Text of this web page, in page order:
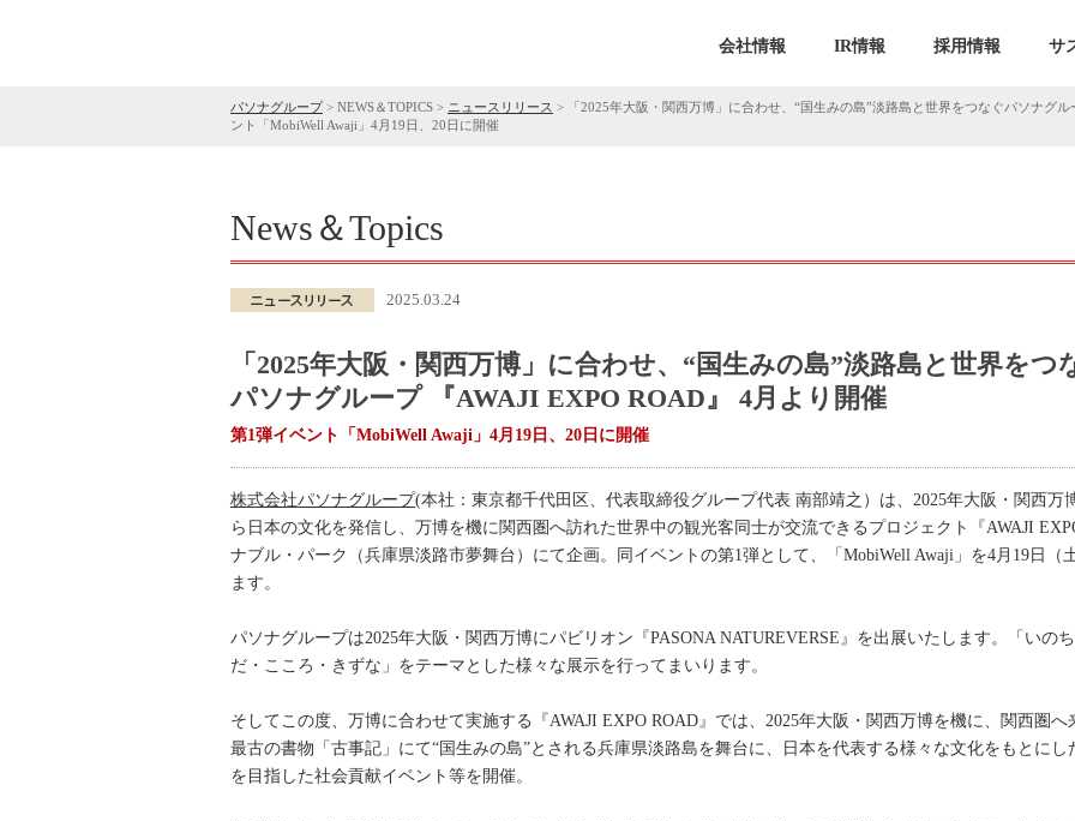
会社情報 IR情報 採用情報 サ
パソナグループ> NEWS＆TOPICS > ニュースリリース >
「2025年大阪・関西万博」に合わせ、“国生みの島”淡路島と世界をつなぐパソナグ
ント「MobiWell Awaji」4月19日、20日に開催
News＆Topics
2025.03.24
「2025年大阪・関西万博」に合わせ、“国生みの島”淡路島と世界をつ
パソナグループ 『AWAJI EXPO ROAD』 4月より開催
第1弾イベント「MobiWell Awaji」4月19日、20日に開催
株式会社パソナグループ(本社：東京都千代田区、代表取締役グループ代表 南部靖之）は、2025年大阪・関西万
ら日本の文化を発信し、万博を機に関西圏へ訪れた世界中の観光客同士が交流できるプロジェクト『AWAJI
ナブル・パーク（兵庫県淡路市夢舞台）にて企画。同イベントの第1弾として、「MobiWell Awaji」を4月19日（
ます。
パソナグループは2025年大阪・関西万博にパビリオン『PASONA NATUREVERSE』を出展いたします。「いの
だ・こころ・きずな」をテーマとした様々な展示を行ってまいります。
そしてこの度、万博に合わせて実施する『AWAJI EXPO ROAD』では、2025年大阪・関西万博を機に、関西圏
最古の書物「古事記」にて“国生みの島”とされる兵庫県淡路島を舞台に、日本を代表する様々な文化をもとに
を目指した社会貢献イベント等を開催。